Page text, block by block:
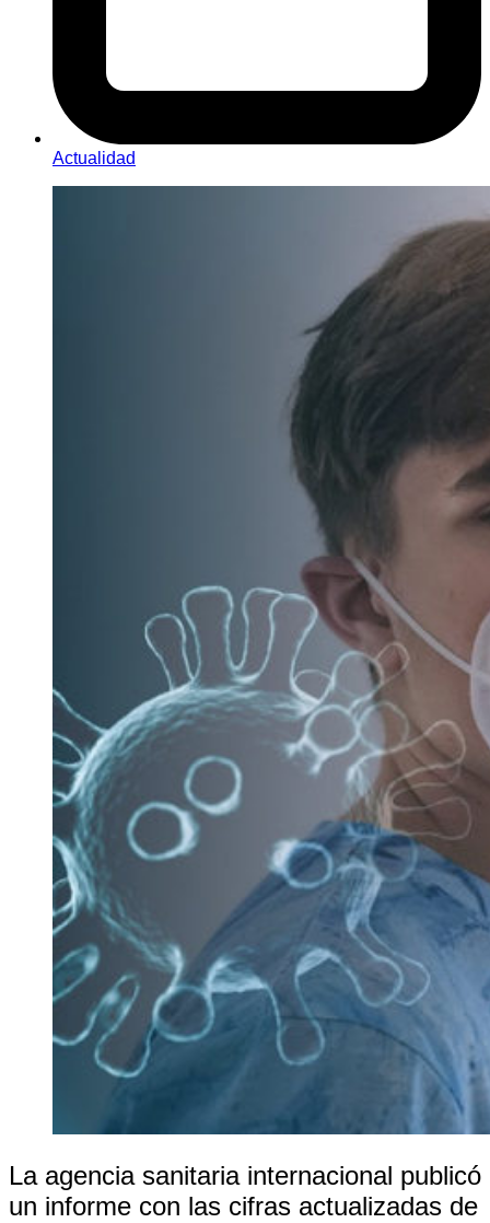
Actualidad
La agencia sanitaria internacional publicó
un informe con las cifras actualizadas de